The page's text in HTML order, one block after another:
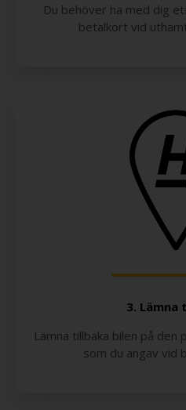
Du behöver ha med dig
betalkort vid
3. Lämna
Lämna tillbaka bilen på
som du angav vid